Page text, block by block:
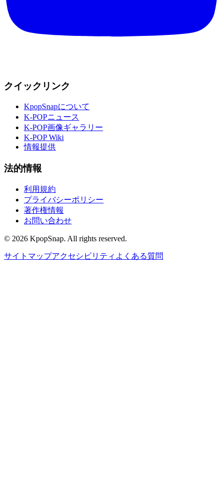
クイックリンク
KpopSnapについて
K-POPニュース
K-POP画像ギャラリー
K-POP Wiki
情報提供
法的情報
利用規約
プライバシーポリシー
著作権情報
お問い合わせ
© 2026 KpopSnap. All rights reserved.
サイトマップアクセシビリティ よくある質問